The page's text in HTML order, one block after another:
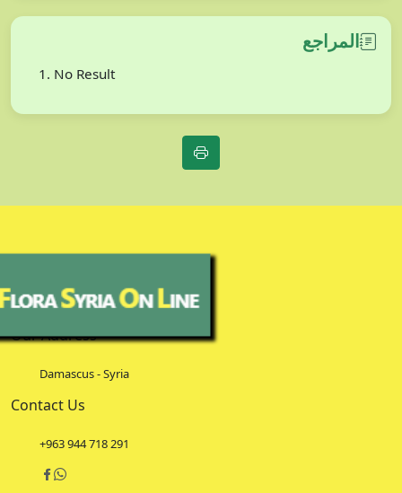
المراجع
No Result
Our Address
Damascus - Syria
Contact Us
+963 944 718 291